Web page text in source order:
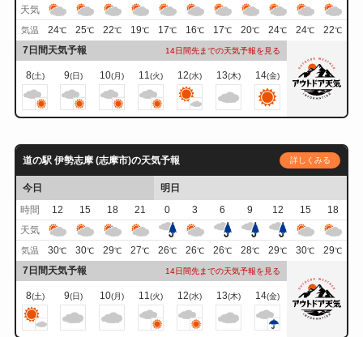
天気
気温 24℃ 25℃ 22℃ 19℃ 17℃ 16℃ 17℃ 20℃ 24℃ 24℃ 22℃
7日間天気予報 14日間先までの天気予報を見る
8(土) 9(日) 10(月) 11 (火) 12(水) 13(木) 14(金)
道の駅 伊勢志摩 (志摩市)の天気予報 詳しくみる
今日
明日
時間
12 15 18 21 0 3 6 9 12 15
18
天気
気温 30℃ 30℃ 29℃ 27℃ 26℃ 26℃ 26℃ 28℃ 29℃ 30℃ 29℃
7日間天気予報 14日間先までの天気予報を見る
8(土) 9(日) 10(月) 11(火) 12(水) 13(木) 14(金)